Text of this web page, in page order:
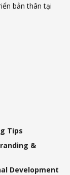
bản thân tại
Tips
&
Development